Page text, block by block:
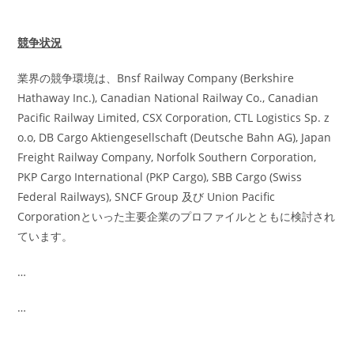
競争状況
業界の競争環境は、Bnsf Railway Company (Berkshire
Hathaway Inc.), Canadian National Railway Co., Canadian
Pacific Railway Limited, CSX Corporation, CTL Logistics Sp. z
o.o, DB Cargo Aktiengesellschaft (Deutsche Bahn AG), Japan
Freight Railway Company, Norfolk Southern Corporation,
PKP Cargo International (PKP Cargo), SBB Cargo (Swiss
Federal Railways), SNCF Group 及び Union Pacific
Corporationといった主要企業のプロファイルとともに検討され
ています。
…
…